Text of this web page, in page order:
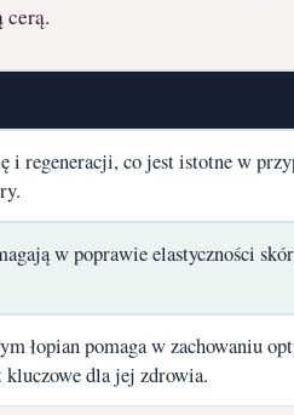
cerą.
i regeneracji, co jest istotne w
w poprawie elastyczności
łopian pomaga w zachowaniu
dla jej zdrowia.